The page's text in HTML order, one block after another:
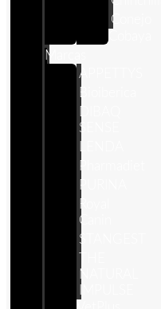
Conejo
Marcas
APPETTYS
Bioiberica
SENSE
Pharmadiet
PURINA
Royal
Canin
STANGEST
NATURAL